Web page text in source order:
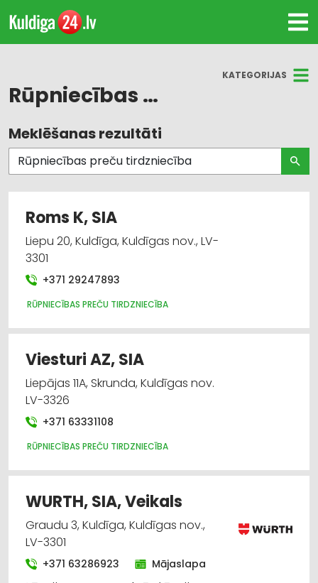
KATEGORIJAS
Rūpniecības preču tirdzniecība
Visas nozares
Internetveikali, e-komercija
Būvmateriālu, būvkonstrukciju tirdzniecība
Būvmateriālu, būvkonstrukciju
Durvis, logi
Elektroniskās ierīces, komponentes
Instrumentu un darbarīku tirdzniecība
Stikls un stikla izstrādājumu ražošana
Meklēšanas rezultāti
Roms K, SIA
Liepu 20, Kuldīga, Kuldīgas nov., LV-
3301
+371 29247893
RŪPNIECĪBAS PREČU TIRDZNIECĪBA
Viesturi AZ, SIA
Liepājas 11A, Skrunda, Kuldīgas nov.
LV-3326
+371 63331108
RŪPNIECĪBAS PREČU TIRDZNIECĪBA
WURTH, SIA, Veikals
Graudu 3, Kuldīga, Kuldīgas nov.,
LV-3301
+371 63286923 Mājaslapa